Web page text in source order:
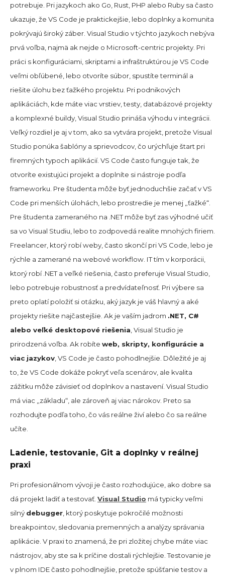
potrebuje. Pri jazykoch ako Go, Rust, PHP alebo Ruby sa často
ukazuje, že VS Code je praktickejšie, lebo doplnky a komunita
pokrývajú široký záber. Visual Studio v týchto jazykoch nebýva
prvá voľba, najmä ak nejde o Microsoft-centric projekty. Pri
práci s konfiguráciami, skriptami a infraštruktúrou je VS Code
veľmi obľúbené, lebo otvoríte súbor, spustíte terminál a
riešite úlohu bez ťažkého projektu. Pri podnikových
aplikáciách, kde máte viac vrstiev, testy, databázové projekty
a komplexné buildy, Visual Studio prináša výhodu v integrácii.
Veľký rozdiel je aj v tom, ako sa vytvára projekt, pretože Visual
Studio ponúka šablóny a sprievodcov, čo urýchľuje štart pri
firemných typoch aplikácií. VS Code často funguje tak, že
otvoríte existujúci projekt a doplníte si nástroje podľa
frameworku. Pre študenta môže byť jednoduchšie začať v VS
Code pri menších úlohách, lebo prostredie je menej „ťažké“.
Pre študenta zameraného na .NET môže byť zas výhodné učiť
sa vo Visual Studiu, lebo to zodpovedá realite mnohých firiem.
Freelancer, ktorý robí weby, často skončí pri VS Code, lebo je
rýchle a zamerané na webové workflow. IT tím v korporácii,
ktorý robí .NET a veľké riešenia, často preferuje Visual Studio,
lebo potrebuje robustnosť a predvídateľnosť. Pri výbere sa
preto oplatí položiť si otázku, aký jazyk je váš hlavný a aké
projekty riešite najčastejšie. Ak je vaším jadrom .NET, C#
alebo veľké desktopové riešenia , Visual Studio je
prirodzená voľba. Ak robíte web, skripty, konfigurácie a
viac jazykov , VS Code je často pohodlnejšie. Dôležité je aj
to, že VS Code dokáže pokryť veľa scenárov, ale kvalita
zážitku môže závisieť od doplnkov a nastavení. Visual Studio
má viac „základu“, ale zároveň aj viac nárokov. Preto sa
rozhodujte podľa toho, čo vás reálne živí alebo čo sa reálne
učíte.
Ladenie, testovanie, Git a doplnky v reálnej
praxi
Pri profesionálnom vývoji je často rozhodujúce, ako dobre sa
dá projekt ladiť a testovať. Visual Studio má typicky veľmi
silný debugger , ktorý poskytuje pokročilé možnosti
breakpointov, sledovania premenných a analýzy správania
aplikácie. V praxi to znamená, že pri zložitej chybe máte viac
nástrojov, aby ste sa k príčine dostali rýchlejšie. Testovanie je
v plnom IDE často pohodlnejšie, pretože spúšťanie testov a